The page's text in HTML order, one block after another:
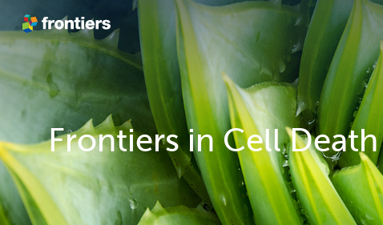
跳转到内容
Frontiers in Cell Death